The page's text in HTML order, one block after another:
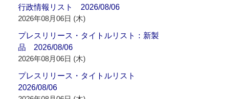
行政情報リスト 2026/08/06
2026年08月06日 (木)
プレスリリース・タイトルリスト：新製
品 2026/08/06
2026年08月06日 (木)
プレスリリース・タイトルリスト
2026/08/06